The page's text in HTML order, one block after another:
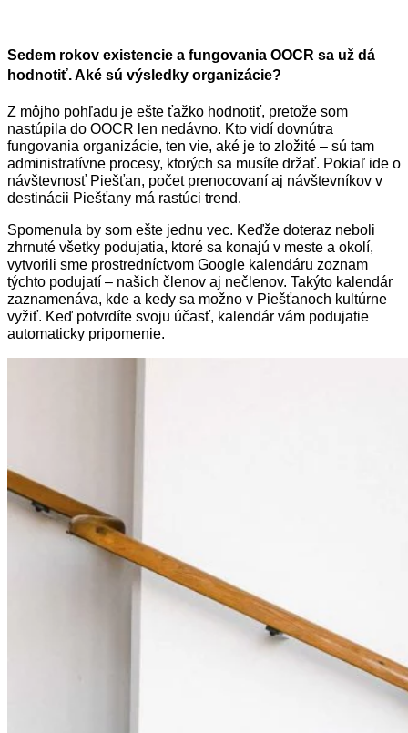
Sedem rokov existencie a fungovania OOCR sa už dá
hodnotiť. Aké sú výsledky organizácie?
Z môjho pohľadu je ešte ťažko hodnotiť, pretože som
nastúpila do OOCR len nedávno. Kto vidí dovnútra
fungovania organizácie, ten vie, aké je to zložité – sú tam
administratívne procesy, ktorých sa musíte držať. Pokiaľ ide o
návštevnosť Piešťan, počet prenocovaní aj návštevníkov v
destinácii Piešťany má rastúci trend.
Spomenula by som ešte jednu vec. Keďže doteraz neboli
zhrnuté všetky podujatia, ktoré sa konajú v meste a okolí,
vytvorili sme prostredníctvom Google kalendáru zoznam
týchto podujatí – našich členov aj nečlenov. Takýto kalendár
zaznamenáva, kde a kedy sa možno v Piešťanoch kultúrne
vyžiť. Keď potvrdíte svoju účasť, kalendár vám podujatie
automaticky pripomenie.